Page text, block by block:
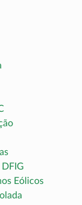
Eólicos